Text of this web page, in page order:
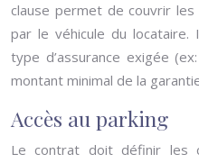
clause permet de couvrir
par le véhicule du
type d’assurance exigée
montant minimal de la
Accès au parking
Le contrat doit définir les